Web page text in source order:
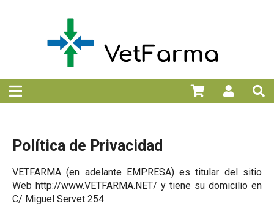
Política de Privacidad
VETFARMA (en adelante EMPRESA) es titular del sitio
Web http://www.VETFARMA.NET/ y tiene su domicilio en
C/ Miguel Servet 254